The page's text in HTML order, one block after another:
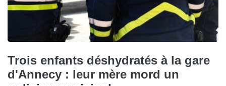
Trois enfants déshydratés à la gare
d'Annecy : leur mère mord un